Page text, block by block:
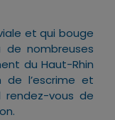
et qui bouge
nombreuses
du Haut-Rhin
l’escrime et
rendez-vous de